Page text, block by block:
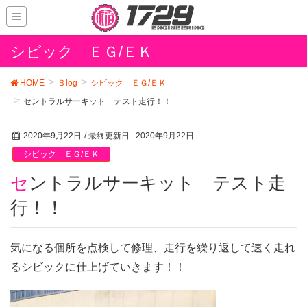
シビック ＥＧ/ＥＫ
HOME Ｂlog
シビック ＥＧ/ＥＫ
セントラルサーキット テスト走行！！
2020年9月22日 / 最終更新日 : 2020年9月22日
シビック ＥＧ/ＥＫ
セントラルサーキット テスト走
行！！
気になる個所を点検して修理、走行を繰り返して速く走れ
るシビックに仕上げていきます！！